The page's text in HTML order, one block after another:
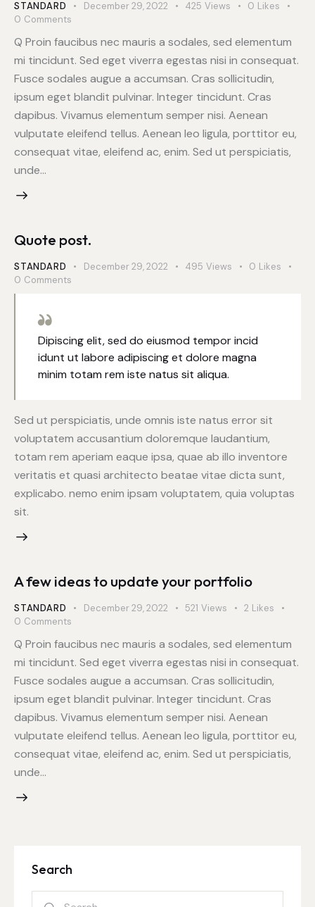
STANDARD December 29, 2022 425 Views 0 Likes
0 Comments
Q Proin faucibus nec mauris a sodales, sed elementum
mi tincidunt. Sed eget viverra egestas nisi in consequat.
Fusce sodales augue a accumsan. Cras sollicitudin,
ipsum eget blandit pulvinar. Integer tincidunt. Cras
dapibus. Vivamus elementum semper nisi. Aenean
vulputate eleifend tellus. Aenean leo ligula, porttitor eu,
consequat vitae, eleifend ac, enim. Sed ut perspiciatis,
unde…
Quote post.
STANDARD December 29, 2022 495 Views 0 Likes
0 Comments
Dipiscing elit, sed do eiusmod tempor incid
idunt ut labore adipiscing et dolore magna
minim totam rem iste natus sit aliqua.
Sed ut perspiciatis, unde omnis iste natus error sit
voluptatem accusantium doloremque laudantium,
totam rem aperiam eaque ipsa, quae ab illo inventore
veritatis et quasi architecto beatae vitae dicta sunt,
explicabo. nemo enim ipsam voluptatem, quia voluptas
sit.
A few ideas to update your portfolio
STANDARD December 29, 2022 521 Views 2 Likes
0 Comments
Q Proin faucibus nec mauris a sodales, sed elementum
mi tincidunt. Sed eget viverra egestas nisi in consequat.
Fusce sodales augue a accumsan. Cras sollicitudin,
ipsum eget blandit pulvinar. Integer tincidunt. Cras
dapibus. Vivamus elementum semper nisi. Aenean
vulputate eleifend tellus. Aenean leo ligula, porttitor eu,
consequat vitae, eleifend ac, enim. Sed ut perspiciatis,
unde…
Search